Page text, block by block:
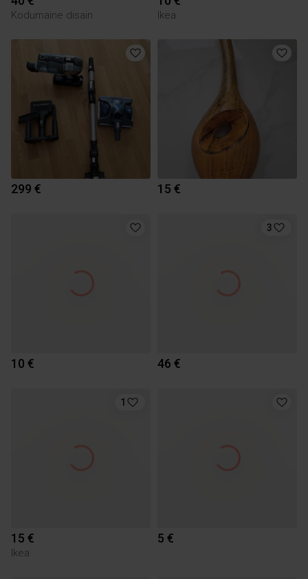
Kodumaine disain Ikea
299 € 15 €
10 €
3
46 €
1
15 €
Ikea
5 €